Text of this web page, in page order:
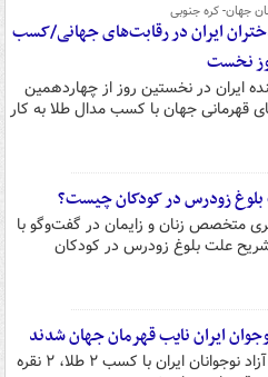
جهان- کره جنوبی
ایران در رقابت‌های جهانی/کسب
نخست
ایران در نخستین روز از چهاردهمین
قهرمانی جهان با کسب مدال طلا به کار
زودرس در کودکان چیست؟
متخصص زنان و زایمان در گفت‌وگو با
علت بلوغ زودرس در کودکان
ایران نایب قهرمان جهان شدند
تیم کشتی آزاد نوجوانان ایران با کسب ۲ طلا، ۲ نقره